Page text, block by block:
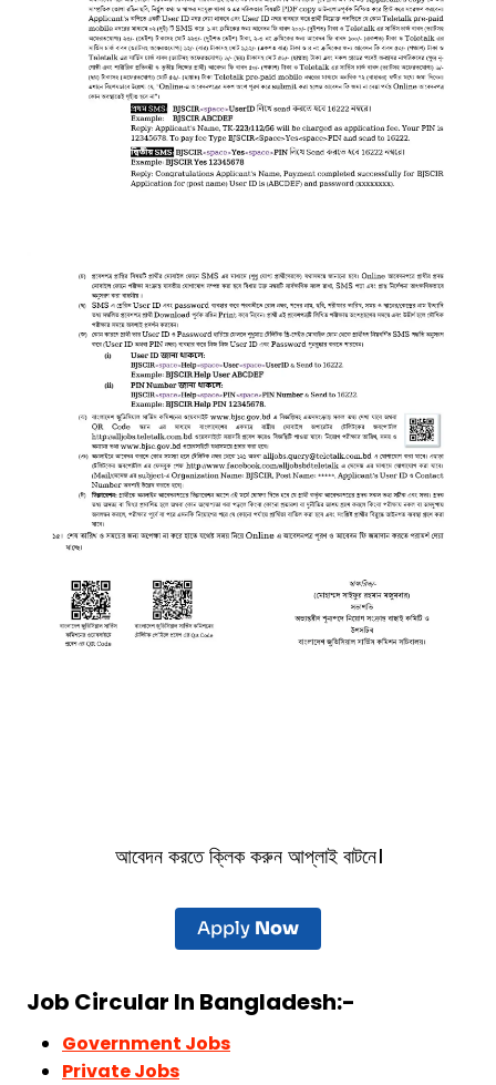
আবেদন করতে ক্লিক করুন আপ্লাই বাটনে।
Apply Now
Job Circular In Bangladesh:-
Government Jobs
Private Jobs